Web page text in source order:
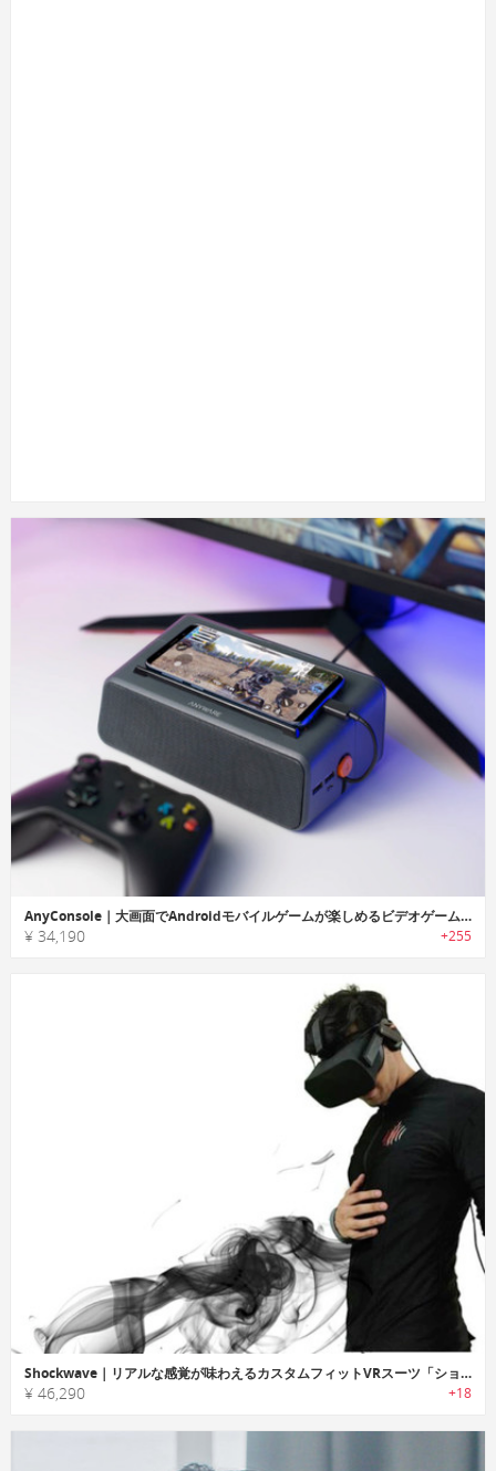
AnyConsole｜大画面でAndroidモバイルゲームが楽しめるビデオゲームコンソール「エニーコンソール」
¥ 34,190 +255
Shockwave｜リアルな感覚が味わえるカスタムフィットVRスーツ「ショックウェーブ」
¥ 46,290 +18